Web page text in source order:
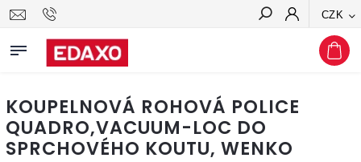
CZK
Hledat
KOUPELNOVÁ ROHOVÁ POLICE
QUADRO,VACUUM-LOC DO
SPRCHOVÉHO KOUTU, WENKO